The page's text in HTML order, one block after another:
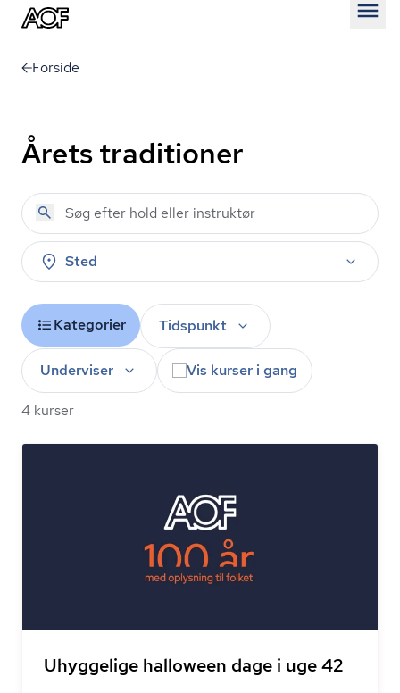
Forside
Årets traditioner
Sted
Kategorier Tidspunkt
Underviser Vis kurser i gang
4 kurser
Uhyggelige halloween dage i uge 42